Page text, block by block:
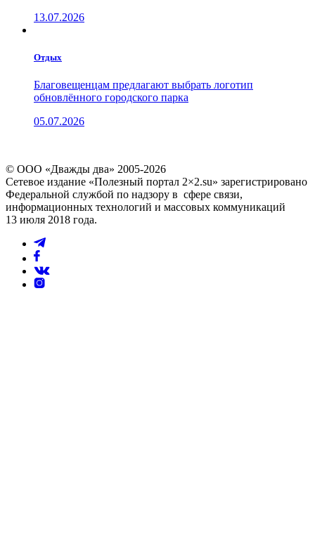
13.07.2026
Отдых
Благовещенцам предлагают выбрать логотип
обновлённого городского парка
05.07.2026
© ООО «Дважды два» 2005-2026
Сетевое издание «Полезный портал 2×2.su» зарегистрировано
Федеральной службой по надзору в сфере связи,
информационных технологий и массовых коммуникаций
13 июля 2018 года.